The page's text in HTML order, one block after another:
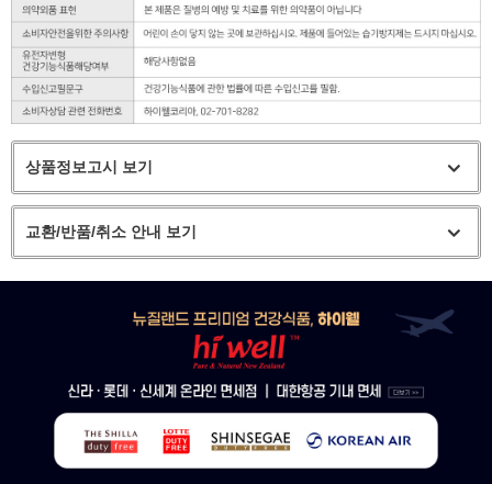
상품정보고시 보기
교환/반품/취소 안내 보기